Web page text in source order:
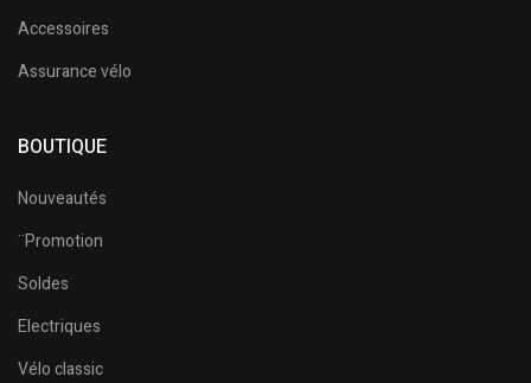
Accessoires
Assurance vélo
BOUTIQUE
Nouveautés
¨Promotion
Soldes
Electriques
Vélo classic